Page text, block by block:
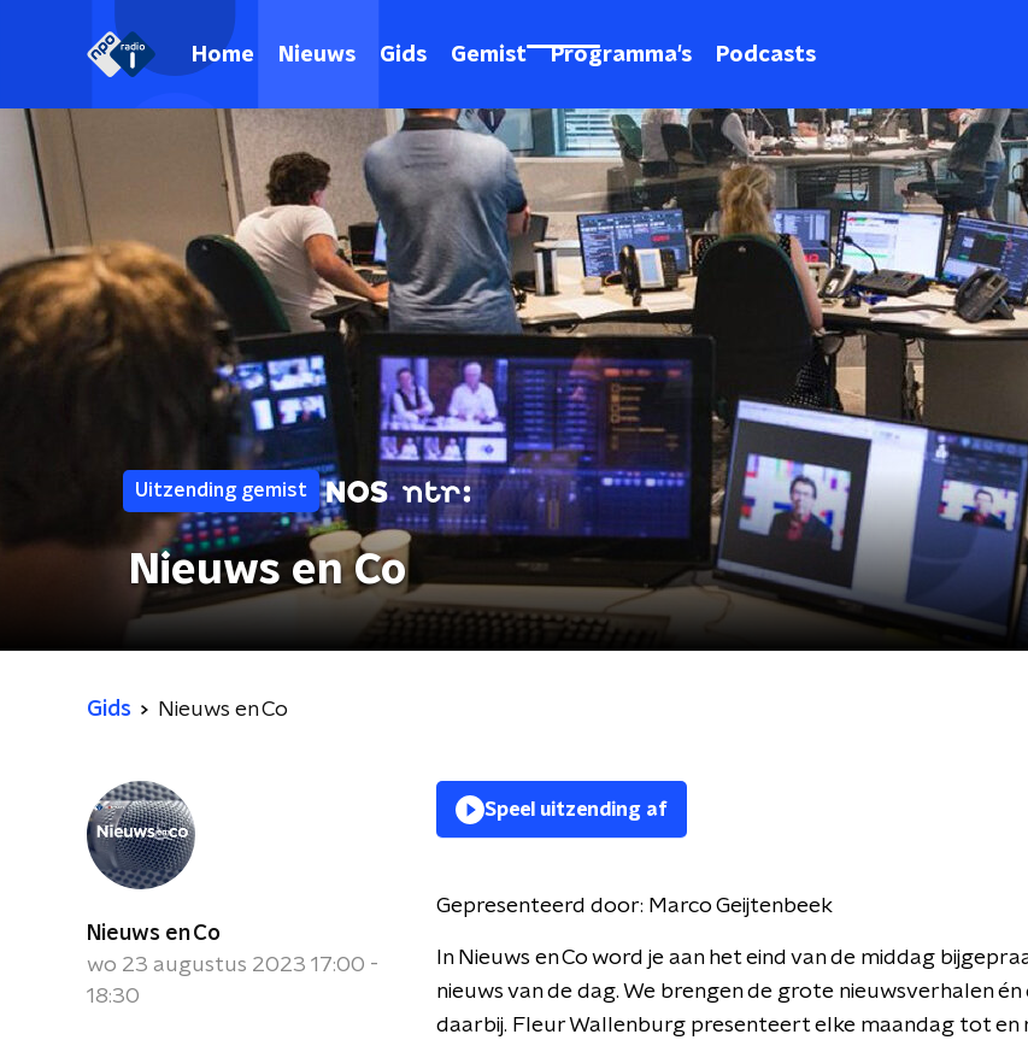
Home Nieuws Gids Gemist Programma's Podcasts
Uitzending gemist
Nieuws en Co
Gids Nieuws en Co
Nieuws en Co
wo 23 augustus 2023 17:00 -
18:30
Speel uitzending af
Gepresenteerd door: Marco Geijtenbeek
In Nieuws en Co word je aan het eind van de middag
nieuws van de dag. We brengen de grote nieuwsverhalen
daarbij. Fleur Wallenburg presenteert elke maandag tot en